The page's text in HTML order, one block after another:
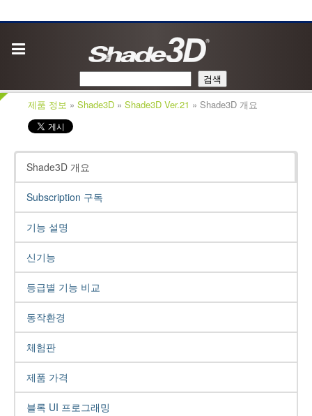
검색
제품 정보 » Shade3D » Shade3D Ver.21 » Shade3D 개요
Shade3D 개요
Subscription 구독
기능 설명
신기능
등급별 기능 비교
동작환경
체험판
제품 가격
블록 UI 프로그래밍